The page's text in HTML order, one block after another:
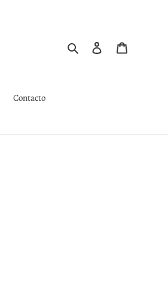
Buscar Ingresar
Contacto